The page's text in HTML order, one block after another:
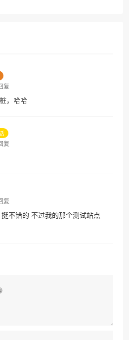
复
，哈哈
复
复
不错的 不过我的那个测试站点